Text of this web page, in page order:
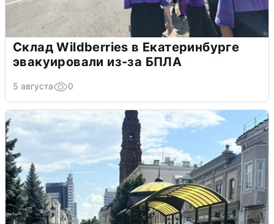
Склад Wildberries в Екатеринбурге
эвакуировали из-за БПЛА
5 августа 0